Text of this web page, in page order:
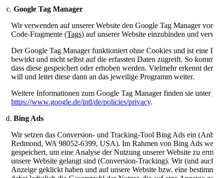
Google Tag Manager
Wir verwenden auf unserer Website den Google Tag Manager
Code-Fragmente (Tags) auf unserer Website einzubinden und
Der Google Tag Manager funktioniert ohne Cookies und ist eine
bewirkt und nicht selbst auf die erfassten Daten zugreift. So
dass diese gespeichert oder erhoben werden. Vielmehr erkennt
will und leitet diese dann an das jeweilige Programm weiter.
Weitere Informationen zum Google Tag Manager finden sie unter
https://www.google.de/intl/de/policies/privacy.
Bing Ads
Wir setzen das Conversion- und Tracking-Tool Bing Ads ein
Redmond, WA 98052-6399, USA). Im Rahmen von Bing Ads
gespeichert, um eine Analyse der Nutzung unserer Website zu
unsere Website gelangt sind (Conversion-Tracking). Wir (und
Anzeige geklickt haben und auf unsere Website bzw. eine